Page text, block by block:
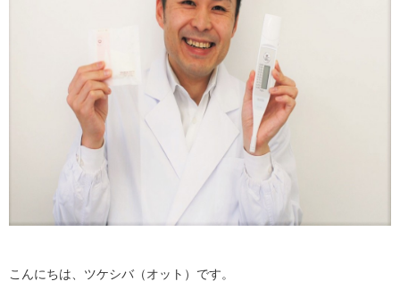
こんにちは、ツケシバ（オット）です。